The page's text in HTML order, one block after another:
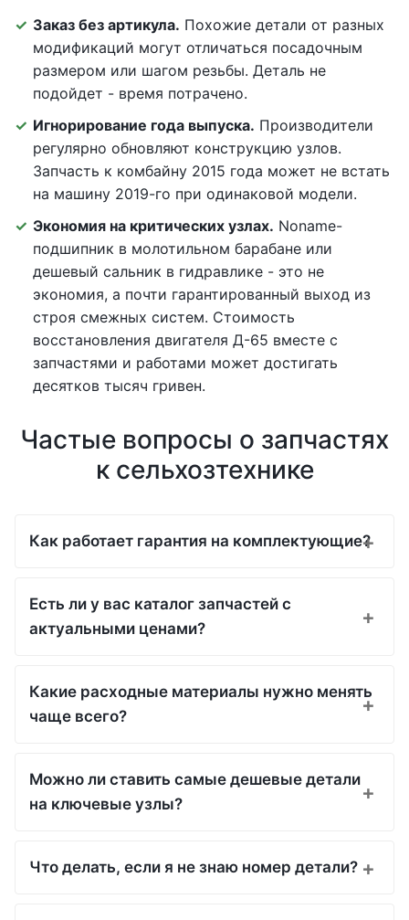
Заказ без артикула. Похожие детали от разных
модификаций могут отличаться посадочным
размером или шагом резьбы. Деталь не
подойдет - время потрачено.
Игнорирование года выпуска. Производители
регулярно обновляют конструкцию узлов.
Запчасть к комбайну 2015 года может не встать
на машину 2019-го при одинаковой модели.
Экономия на критических узлах. Noname-
подшипник в молотильном барабане или
дешевый сальник в гидравлике - это не
экономия, а почти гарантированный выход из
строя смежных систем. Стоимость
восстановления двигателя Д-65 вместе с
запчастями и работами может достигать
десятков тысяч гривен.
Частые вопросы о запчастях
к сельхозтехнике
Как работает гарантия на комплектующие?
Есть ли у вас каталог запчастей с
актуальными ценами?
Какие расходные материалы нужно менять
чаще всего?
Можно ли ставить самые дешевые детали
на ключевые узлы?
Что делать, если я не знаю номер детали?